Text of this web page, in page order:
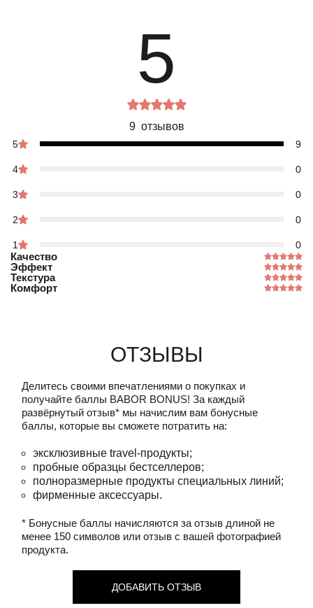
5
9 отзывов
5 9
4 0
3 0
2 0
1 0
Качество
Эффект
Текстура
Комфорт
Отзывы
Делитесь своими впечатлениями о покупках и
получайте баллы BABOR BONUS! За каждый
развёрнутый отзыв* мы начислим вам бонусные
баллы, которые вы сможете потратить на:
эксклюзивные travel-продукты;
пробные образцы бестселлеров;
полноразмерные продукты специальных линий;
фирменные аксессуары.
* Бонусные баллы начисляются за отзыв длиной не
менее 150 символов или отзыв с вашей фотографией
продукта.
ДОБАВИТЬ ОТЗЫВ